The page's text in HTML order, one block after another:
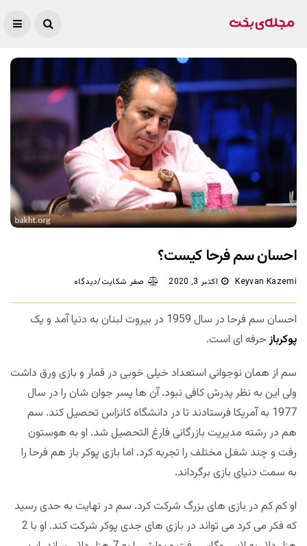
احسان سم فرحا کیست؟
Keyvan Kazemi اکتبر 3, 2020 صفر شکایت/دیدگاه
احسان سم فرحا در سال 1959 در بیروت لبنان به دنیا آمد و یک
پوکربازحرفه ای است.
سم از همان نوجوانی استعداد خیلی خوبی در قمار و بازی ورق داشت
ولی این به نظر پدرش کافی نبود. آن ها پسر جوان شان را در سال
1977 به آمریکا فرستادند تا در دانشگاه کانزاس تحصیل کند. سم
هم در رشته مدیریت بازرگانی فارغ التحصیل شد. او به هوستون
رفت و چند شغل مختلف را تجربه کرد. اما بازی پوکر باز هم فرحا را
به سمت دنیای بازی برگرداند.
او کم کم در بازی های بزرگ شرکت کرد. سم در نهایت به حدی رسید
که فکر می کرد می تواند در بازی های جدی پوکر شرکت کند. او با 2